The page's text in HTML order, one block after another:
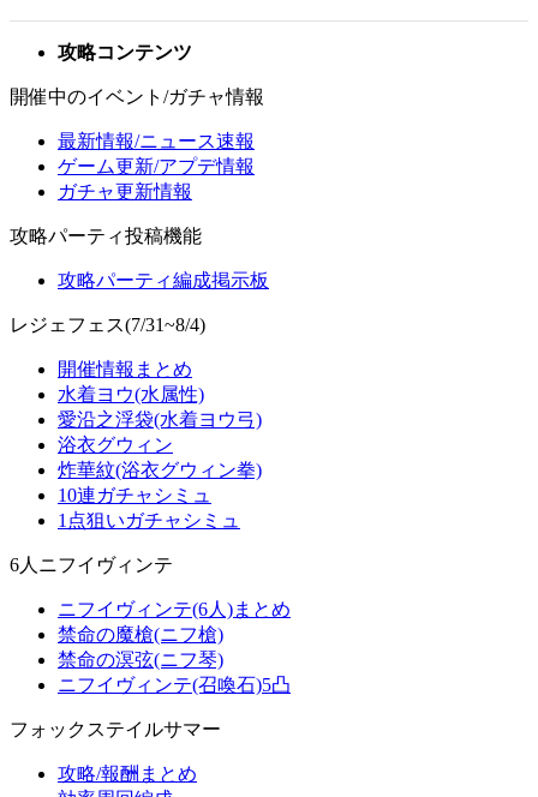
攻略コンテンツ
開催中のイベント/ガチャ情報
最新情報/ニュース速報
ゲーム更新/アプデ情報
ガチャ更新情報
攻略パーティ投稿機能
攻略パーティ編成掲示板
レジェフェス(7/31~8/4)
開催情報まとめ
水着ヨウ(水属性)
愛沿之浮袋(水着ヨウ弓)
浴衣グウィン
炸華紋(浴衣グウィン拳)
10連ガチャシミュ
1点狙いガチャシミュ
6人ニフイヴィンテ
ニフイヴィンテ(6人)まとめ
禁命の魔槍(ニフ槍)
禁命の溟弦(ニフ琴)
ニフイヴィンテ(召喚石)5凸
フォックステイルサマー
攻略/報酬まとめ